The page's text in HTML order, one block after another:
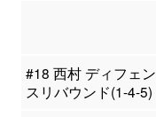
#18 西村 ディフェン
スリバウンド(1-4-5)